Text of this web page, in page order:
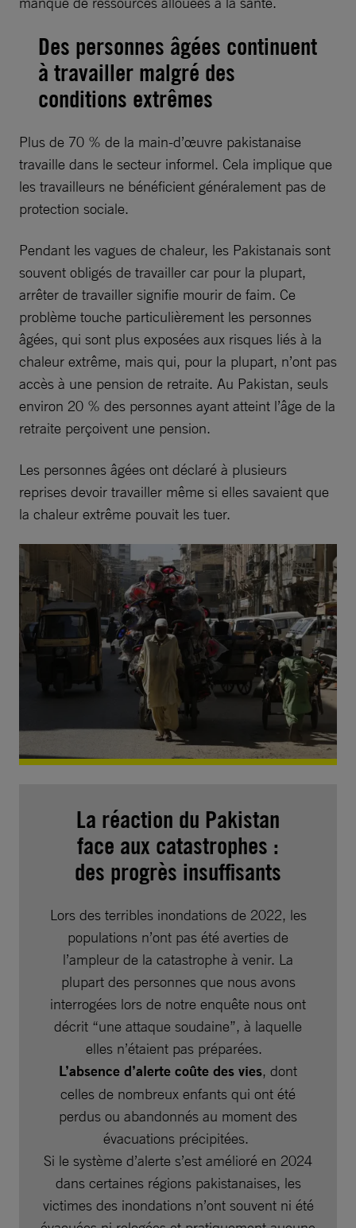
Des personnes âgées continuent
à travailler malgré des
conditions extrêmes
Plus de 70 % de la main-d’œuvre pakistanaise
travaille dans le secteur informel. Cela implique que
les travailleurs ne bénéficient généralement pas de
protection sociale.
Pendant les vagues de chaleur, les Pakistanais sont
souvent obligés de travailler car pour la plupart,
arrêter de travailler signifie mourir de faim. Ce
problème touche particulièrement les personnes
âgées, qui sont plus exposées aux risques liés à la
chaleur extrême, mais qui, pour la plupart, n’ont pas
accès à une pension de retraite. Au Pakistan, seuls
environ 20 % des personnes ayant atteint l’âge de la
retraite perçoivent une pension.
Les personnes âgées ont déclaré à plusieurs
reprises devoir travailler même si elles savaient que
la chaleur extrême pouvait les tuer.
La réaction du Pakistan
face aux catastrophes :
des progrès insuffisants
Lors des terribles inondations de 2022, les
populations n’ont pas été averties de
l’ampleur de la catastrophe à venir. La
plupart des personnes que nous avons
interrogées lors de notre enquête nous ont
décrit “une attaque soudaine”, à laquelle
elles n’étaient pas préparées.
L’absence d’alerte coûte des vies, dont
celles de nombreux enfants qui ont été
perdus ou abandonnés au moment des
évacuations précipitées.
Si le système d’alerte s’est amélioré en 2024
dans certaines régions pakistanaises, les
victimes des inondations n’ont souvent ni été